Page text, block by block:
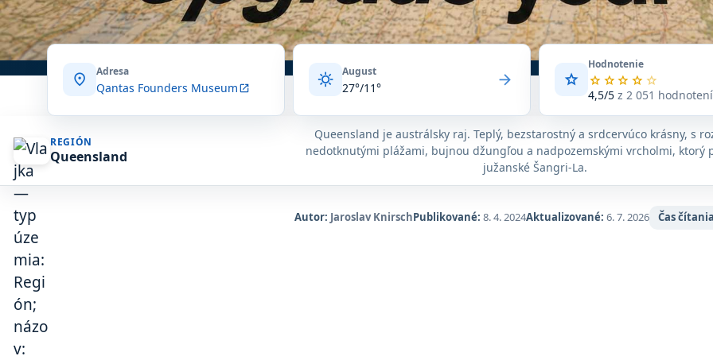
location_on Adresa
Qantas Founders Museumopen_in_new sunny August
27°/11° arrow_forward star
Hodnotenie
star star star star star
4,5/5z 2 051 hodnotení
Priemerné
hodnotenie
5
na
na
Google
REGIÓN
Queensland
Queensland je austrálsky raj. Teplý, bezstarostný a srdcervúco krásny, s
nedotknutými plážami, bujnou džungľou a nadpozemskými vrcholmi, ktorý
južanské Šangri-La.
Autor: Jaroslav KnirschPublikované: 8. 4. 2024Aktualizované: 6. 7. 2026 Čas